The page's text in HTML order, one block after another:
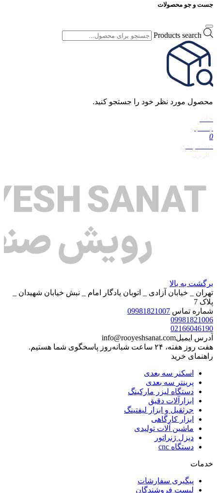
جست و جو محصولات
Products search
محصول مورد نظر خود را جستجو کنید.
0
برگشت به بالا
تهران _ خیابان آزادی _ اتوبان یادگار امام _ نبش خیابان شهیدان _
پلاک 7
شماره تماس 09981821007
09981821006
02166046190
آدرس ایمیلinfo@rooyeshsanat.com
هفت روز هفته، ۲۴ ساعت شبانه‌روز پاسخگوی شما هستیم.
راهنمای خرید
اسکنر سه بعدی
پرینتر سه بعدی
دستگاه لیزر مارکینگ
ابزارآلات دقیق
جرثقیل و ابزار لیفتینگ
ابزار کارگاهی
ماشین آلات تولیدی
دیزل ژنراتور
دستگاه cnc
خدمات
پیگیری سفارشات
لیست فروشندگان